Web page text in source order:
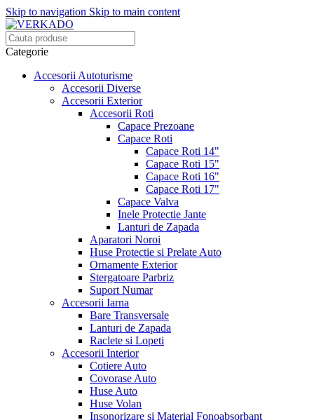
Skip to navigation Skip to main content
Categorie
Accesorii Autoturisme
Accesorii Diverse
Accesorii Exterior
Accesorii Roti
Capace Prezoane
Capace Roti
Capace Roti 14"
Capace Roti 15"
Capace Roti 16"
Capace Roti 17"
Capace Valva
Inele Protectie Jante
Lanturi de Zapada
Aparatori Noroi
Huse Protectie si Prelate Auto
Ornamente Exterior
Stergatoare Parbriz
Suport Numar
Accesorii Iarna
Bare Transversale
Lanturi de Zapada
Raclete si Lopeti
Accesorii Interior
Cotiere Auto
Covorase Auto
Huse Auto
Huse Volan
Insonorizare si Material Fonoabsorbant